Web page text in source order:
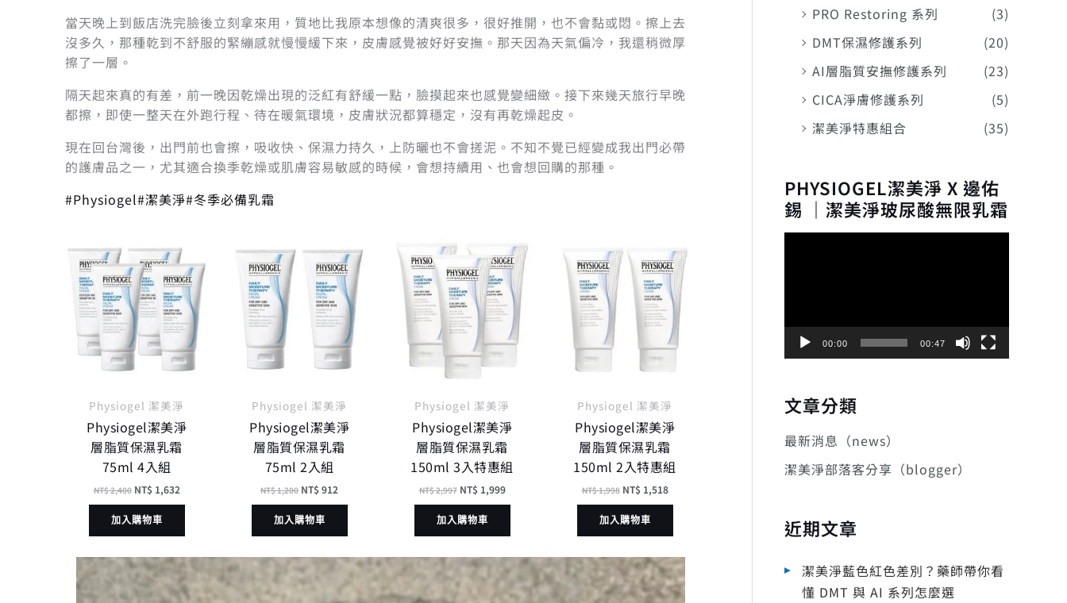
當天晚上到飯店洗完臉後立刻拿來用，質地比我原本想像的清爽很多，很好推開，也不會黏或悶。擦上去
沒多久，那種乾到不舒服的緊繃感就慢慢緩下來，皮膚感覺被好好安撫。那天因為天氣偏冷，我還稍微厚
擦了一層。
隔天起來真的有差，前一晚因乾燥出現的泛紅有舒緩一點，臉摸起來也感覺變細緻。接下來幾天旅行早晚
都擦，即使一整天在外跑行程、待在暖氣環境，皮膚狀況都算穩定，沒有再乾燥起皮。
現在回台灣後，出門前也會擦，吸收快、保濕力持久，上防曬也不會搓泥。不知不覺已經變成我出門必帶
的護膚品之一，尤其適合換季乾燥或肌膚容易敏感的時候，會想持續用、也會想回購的那種。
#Physiogel#潔美淨#冬季必備乳霜
Physiogel 潔美淨
Physiogel潔美淨
層脂質保濕乳霜
75ml 4入組
NT$2,400
始
價
格：
NT$ 2,400。
NT$ 1,632
前
價
格：
NT$ 1,632。
加入購物車
Physiogel 潔美淨
Physiogel潔美淨
層脂質保濕乳霜
75ml 2入組
NT$1,200
始
格：
NT$ 1,200。
NT$ 912
前
價
格：
NT$ 912。
加入購物車
Physiogel 潔美淨
Physiogel潔美淨
層脂質保濕乳霜
150ml 3入特惠組
NT$2,997
價
格：
NT$ 2,997。
NT$ 1,999
目
前
價
格：
NT$ 1,999。
加入購物車
Physiogel 潔美淨
Physiogel潔美淨
層脂質保濕乳霜
150ml 2入特惠組
NT$1,998
始
價
格：
NT$ 1,998。
NT$ 1,518
前
價
格：
NT$ 1,518。
加入購物車
PRO Restoring 系列
(3)
DMT保濕修護系列
(20)
AI層脂質安撫修護系列
(23)
CICA淨膚修護系列
(5)
潔美淨特惠組合
(35)
PHYSIOGEL潔美淨 X 邊佑
錫 ｜潔美淨玻尿酸無限乳霜
00:00 00:47
文章分類
最新消息（news）
潔美淨部落客分享（blogger）
近期文章
潔美淨藍色紅色差別？藥師帶你看
懂 DMT 與 AI 系列怎麼選